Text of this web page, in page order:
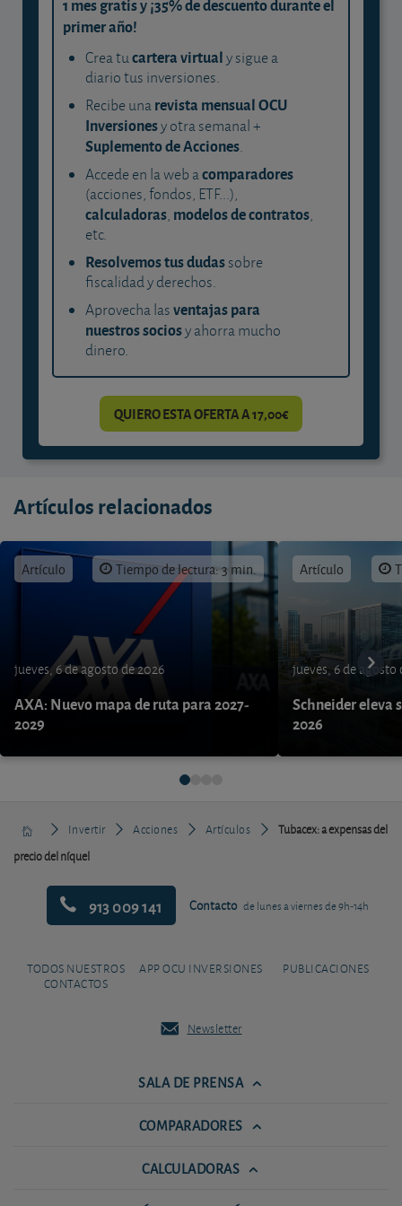
1 mes gratis y ¡35% de descuento durante el
primer año!
Crea tucartera virtualy sigue a
diario tus inversiones.
Recibe unarevista mensual OCU
Inversionesy otra semanal +
Suplemento de Acciones.
Accede en la web acomparadores
(acciones, fondos, ETF...),
calculadoras, modelos de contratos,
etc.
Resolvemos tus dudassobre
fiscalidad y derechos.
Aprovecha lasventajas para
nuestros sociosy ahorra mucho
dinero.
QUIERO ESTA OFERTA A 17,00€
Artículos relacionados
Artículo Tiempo de lectura: 3 min.
jueves, 6 de agosto de 2026
AXA: Nuevo mapa de ruta para 2027-
2029
Artículo
jueves, 6 de agosto
Schneider eleva
2026
Invertir Acciones Artículos
Tubacex: a expensas del
precio del níquel
913 009 141 Contacto de lunes a viernes de 9h-14h
TODOS NUESTROS
CONTACTOS
APP OCU INVERSIONES PUBLICACIONES
Newsletter
SALA DE PRENSA
COMPARADORES
CALCULADORAS